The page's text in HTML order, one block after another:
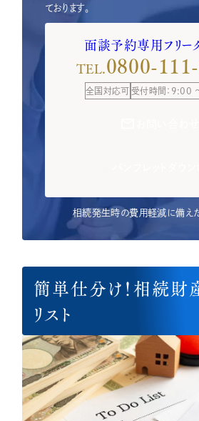
ております。
面談予約専用フリー
TEL.0800-
全国対応可 受付時間：9:00
相続発生時の費用軽減に備え
簡単仕分け！相続財
リスト